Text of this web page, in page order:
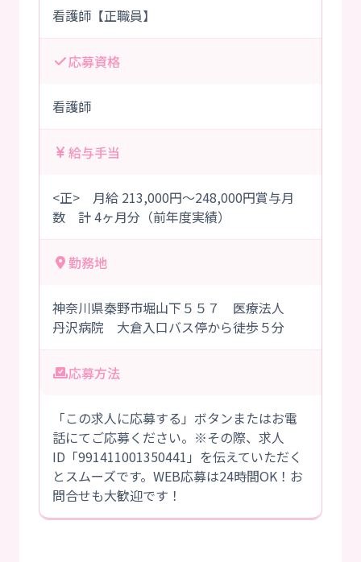
看護師【正職員】
応募資格
看護師
給与手当
<正> 月給 213,000円～248,000円賞与月
数 計 4ヶ月分（前年度実績）
勤務地
神奈川県秦野市堀山下５５７ 医療法人
丹沢病院 大倉入口バス停から徒歩５分
応募方法
「この求人に応募する」ボタンまたはお電
話にてご応募ください。※その際、求人
ID「991411001350441」を伝えていただく
とスムーズです。WEB応募は24時間OK！お
問合せも大歓迎です！